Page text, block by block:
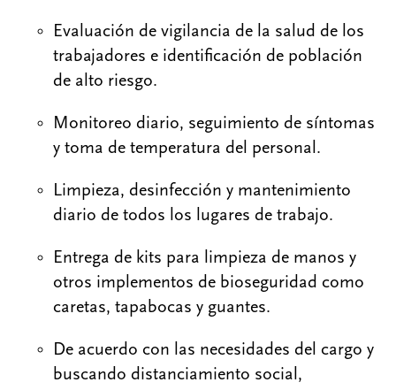
Evaluación de vigilancia de la salud de los
trabajadores e identificación de población
de alto riesgo.
Monitoreo diario, seguimiento de síntomas
y toma de temperatura del personal.
Limpieza, desinfección y mantenimiento
diario de todos los lugares de trabajo.
Entrega de kits para limpieza de manos y
otros implementos de bioseguridad como
caretas, tapabocas y guantes.
De acuerdo con las necesidades del cargo y
buscando distanciamiento social,